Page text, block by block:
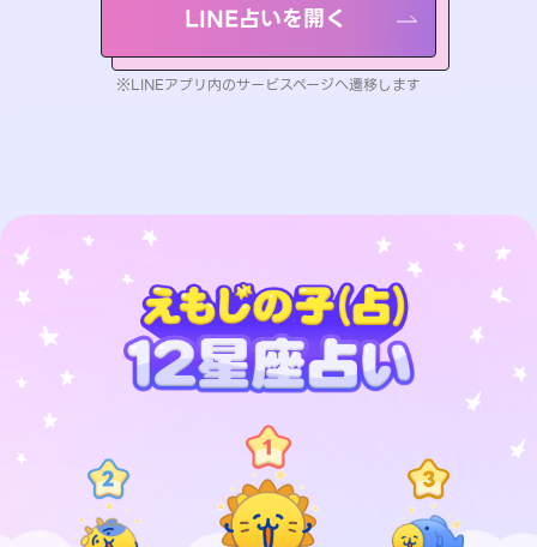
LINE占いを開く
※LINEアプリ内のサービスページへ遷移します